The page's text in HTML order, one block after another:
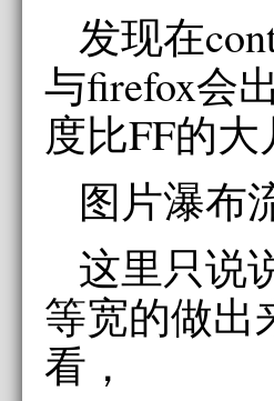
发现在
与firefox会
度比FF的
图片瀑布
这里只说
等宽的做出
看，